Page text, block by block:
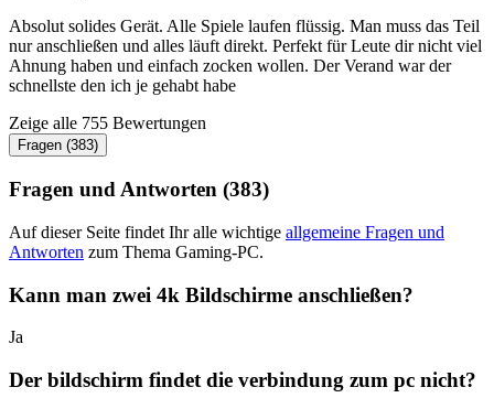
Absolut solides Gerät. Alle Spiele laufen flüssig. Man muss das Teil
nur anschließen und alles läuft direkt. Perfekt für Leute dir nicht viel
Ahnung haben und einfach zocken wollen. Der Verand war der
schnellste den ich je gehabt habe
Zeige alle 755 Bewertungen
Fragen (383)
Fragen und Antworten (383)
Auf dieser Seite findet Ihr alle wichtige allgemeine Fragen und
Antworten zum Thema Gaming-PC.
Kann man zwei 4k Bildschirme anschließen?
Ja
Der bildschirm findet die verbindung zum pc nicht?